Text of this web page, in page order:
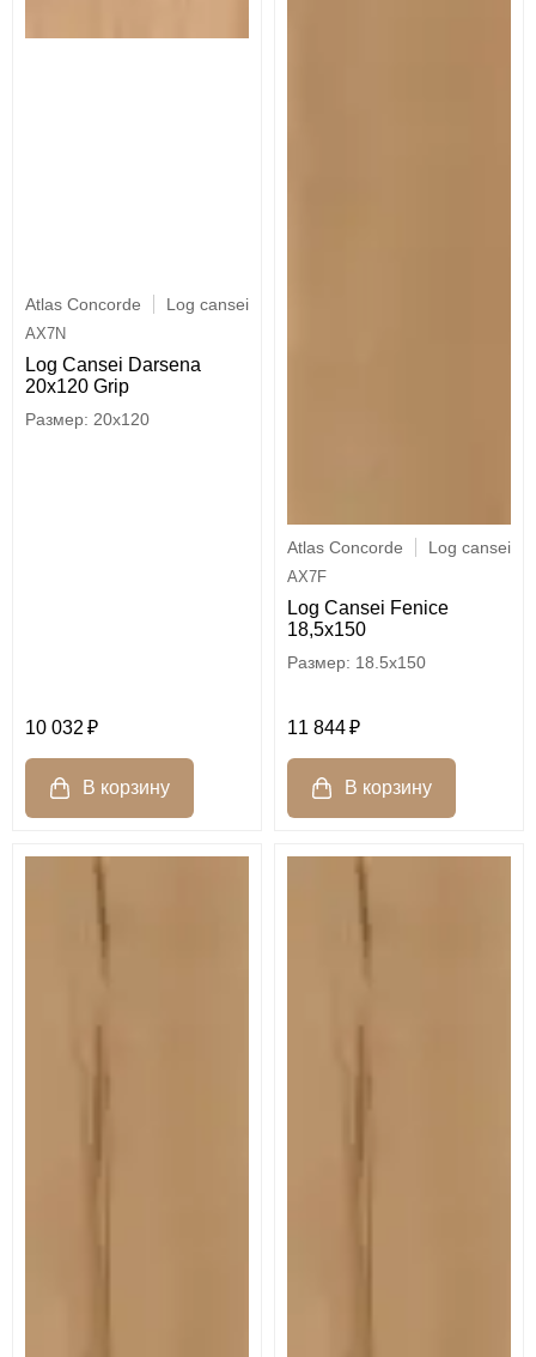
Atlas Concorde Log cansei
AX7N
Log Cansei Darsena
20x120 Grip
20x120
10 032
Atlas Concorde Log cansei
AX7F
Log Cansei Fenice
18,5x150
18.5x150
11 844